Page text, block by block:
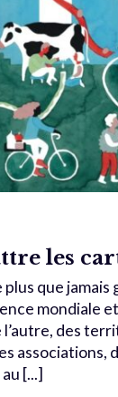
les
plus que jamais
mondiale
des
associations,
[...]